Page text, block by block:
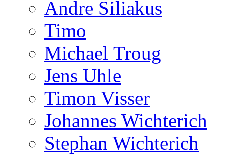
Andre Siliakus
Timo
Michael Troug
Jens Uhle
Timon Visser
Johannes Wichterich
Stephan Wichterich